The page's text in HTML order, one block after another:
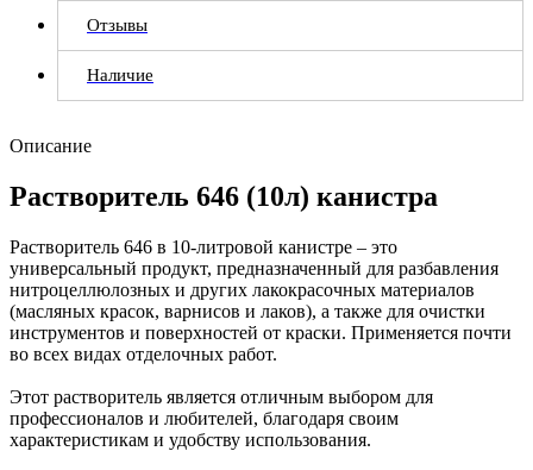
Отзывы
Наличие
Описание
Растворитель 646 (10л) канистра
Растворитель 646 в 10-литровой канистре – это
универсальный продукт, предназначенный для разбавления
нитроцеллюлозных и других лакокрасочных материалов
(масляных красок, варнисов и лаков), а также для очистки
инструментов и поверхностей от краски. Применяется почти
во всех видах отделочных работ.
Этот растворитель является отличным выбором для
профессионалов и любителей, благодаря своим
характеристикам и удобству использования.